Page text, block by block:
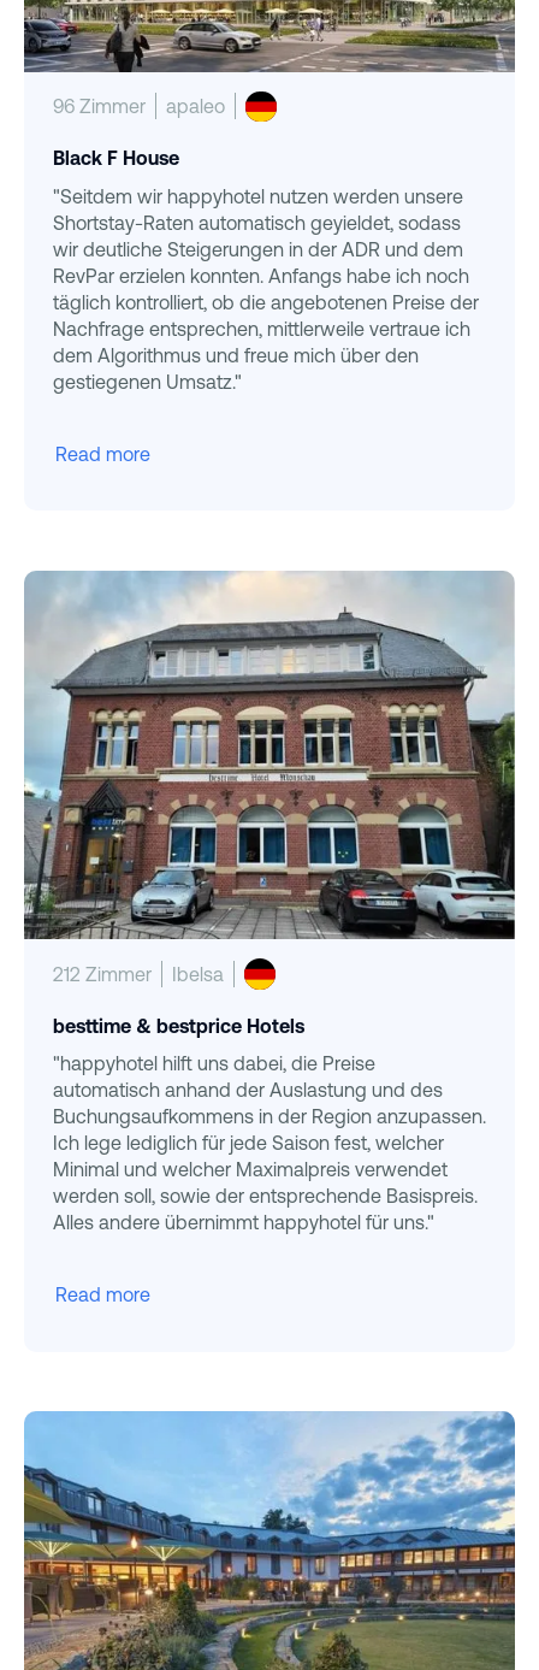
96 Zimmer apaleo
Black F House
"Seitdem wir happyhotel nutzen werden unsere
Shortstay-Raten automatisch geyieldet, sodass
wir deutliche Steigerungen in der ADR und dem
RevPar erzielen konnten. Anfangs habe ich noch
täglich kontrolliert, ob die angebotenen Preise der
Nachfrage entsprechen, mittlerweile vertraue ich
dem Algorithmus und freue mich über den
gestiegenen Umsatz."
Read more
212 Zimmer Ibelsa
besttime & bestprice Hotels
"happyhotel hilft uns dabei, die Preise
automatisch anhand der Auslastung und des
Buchungsaufkommens in der Region anzupassen.
Ich lege lediglich für jede Saison fest, welcher
Minimal und welcher Maximalpreis verwendet
werden soll, sowie der entsprechende Basispreis.
Alles andere übernimmt happyhotel für uns."
Read more